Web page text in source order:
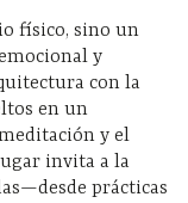
físico, sino un
y
con la
en un
y el
invita a la
prácticas